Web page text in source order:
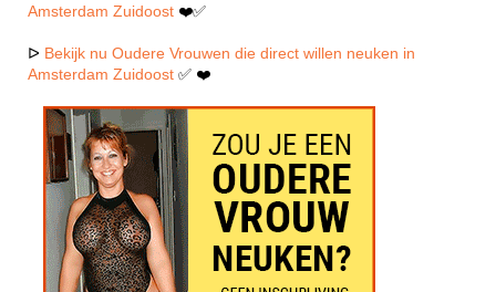
Amsterdam Zuidoost ❤️✅
ᐅ Bekijk nu Oudere Vrouwen die direct willen neuken in
Amsterdam Zuidoost ✅ ❤️